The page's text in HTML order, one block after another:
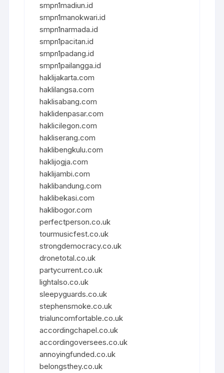
smpn1madiun.id
smpn1manokwari.id
smpn1narmada.id
smpn1pacitan.id
smpn1padang.id
smpn1pailangga.id
haklijakarta.com
haklilangsa.com
haklisabang.com
haklidenpasar.com
haklicilegon.com
hakliserang.com
haklibengkulu.com
haklijogja.com
haklijambi.com
haklibandung.com
haklibekasi.com
haklibogor.com
perfectperson.co.uk
tourmusicfest.co.uk
strongdemocracy.co.uk
dronetotal.co.uk
partycurrent.co.uk
lightalso.co.uk
sleepyguards.co.uk
stephensmoke.co.uk
trialuncomfortable.co.uk
accordingchapel.co.uk
accordingoversees.co.uk
annoyingfunded.co.uk
belongsthey.co.uk